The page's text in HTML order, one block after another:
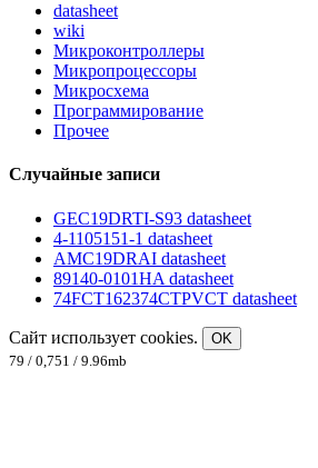
datasheet
wiki
Микроконтроллеры
Микропроцессоры
Микросхема
Программирование
Прочее
Случайные записи
GEC19DRTI-S93 datasheet
4-1105151-1 datasheet
AMC19DRAI datasheet
89140-0101HA datasheet
74FCT162374CTPVCT datasheet
Сайт использует cookies.
OK
79 / 0,751 / 9.96mb